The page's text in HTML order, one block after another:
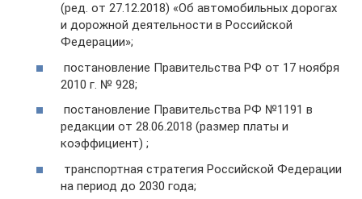
(ред. от 27.12.2018) «Об автомобильных дорогах
и дорожной деятельности в Российской
Федерации»;
постановление Правительства РФ от 17 ноября
2010 г. № 928;
постановление Правительства РФ №1191 в
редакции от 28.06.2018 (размер платы и
коэффициент) ;
транспортная стратегия Российской Федерации
на период до 2030 года;